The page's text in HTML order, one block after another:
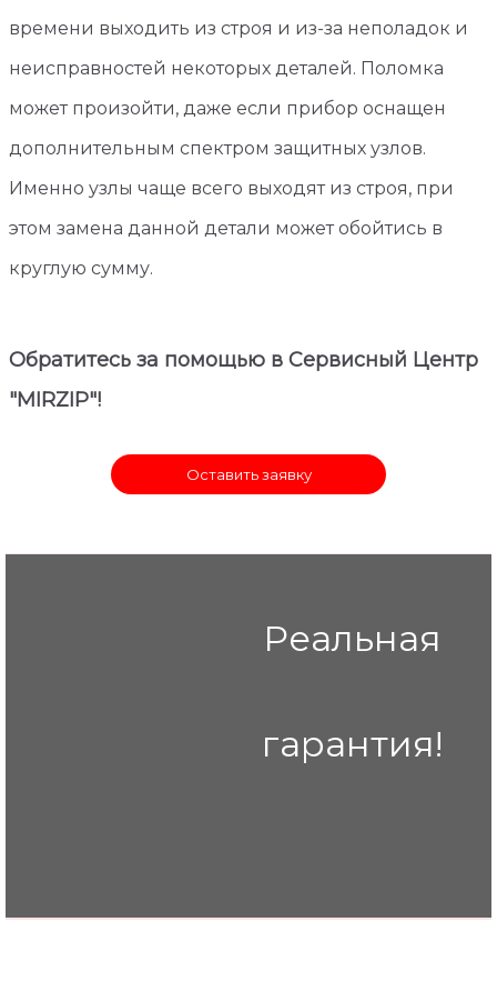
времени выходить из строя и из-за неполадок и
неисправностей некоторых деталей. Поломка
может произойти, даже если прибор оснащен
дополнительным спектром защитных узлов.
Именно узлы чаще всего выходят из строя, при
этом замена данной детали может обойтись в
круглую сумму.
Обратитесь за помощью в Сервисный Центр
"MIRZIP"!
Оставить заявку
Реальная
гарантия!